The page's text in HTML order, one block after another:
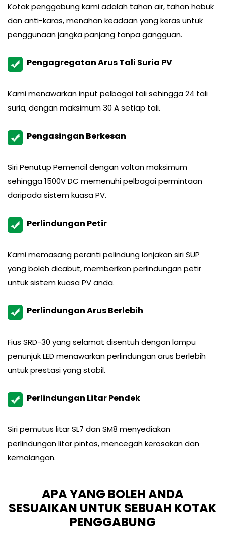
Kotak penggabung kami adalah tahan air, tahan habuk
dan anti-karas, menahan keadaan yang keras untuk
penggunaan jangka panjang tanpa gangguan.
Pengagregatan Arus Tali Suria PV
Kami menawarkan input pelbagai tali sehingga 24 tali
suria, dengan maksimum 30 A setiap tali.
Pengasingan Berkesan
Siri Penutup Pemencil dengan voltan maksimum
sehingga 1500V DC memenuhi pelbagai permintaan
daripada sistem kuasa PV.
Perlindungan Petir
Kami memasang peranti pelindung lonjakan siri SUP
yang boleh dicabut, memberikan perlindungan petir
untuk sistem kuasa PV anda.
Perlindungan Arus Berlebih
Fius SRD-30 yang selamat disentuh dengan lampu
penunjuk LED menawarkan perlindungan arus berlebih
untuk prestasi yang stabil.
Perlindungan Litar Pendek
Siri pemutus litar SL7 dan SM8 menyediakan
perlindungan litar pintas, mencegah kerosakan dan
kemalangan.
APA YANG BOLEH ANDA
SESUAIKAN UNTUK SEBUAH KOTAK
PENGGABUNG